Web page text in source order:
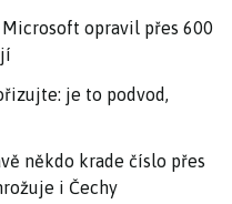
opravil přes 600
je to podvod,
někdo krade číslo přes
i Čechy